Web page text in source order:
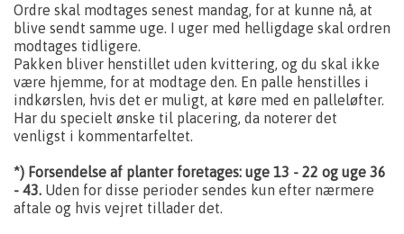
Ordre skal modtages senest mandag, for at kunne nå, at
blive sendt samme uge. I uger med helligdage skal ordren
modtages tidligere.
Pakken bliver henstillet uden kvittering, og du skal ikke
være hjemme, for at modtage den. En palle henstilles i
indkørslen, hvis det er muligt, at køre med en palleløfter.
Har du specielt ønske til placering, da noterer det
venligst i kommentarfeltet.
*) Forsendelse af planter foretages: uge 13 - 22 og uge 36
- 43. Uden for disse perioder sendes kun efter nærmere
aftale og hvis vejret tillader det.